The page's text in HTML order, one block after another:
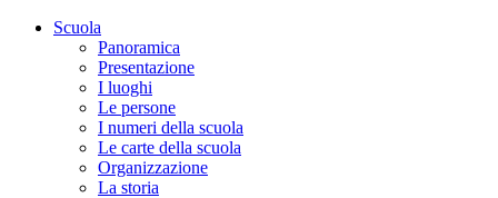
Scuola
Panoramica
Presentazione
I luoghi
Le persone
I numeri della scuola
Le carte della scuola
Organizzazione
La storia